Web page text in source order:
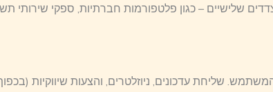
שלישיים – כגון פלטפורמות חברתיות, ספקי שירותי
שליחת עדכונים, ניוזלטרים, והצעות שיווקיות